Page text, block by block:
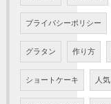
プライバシーポリシー
グラタン 作り方
ショートケーキ 人気